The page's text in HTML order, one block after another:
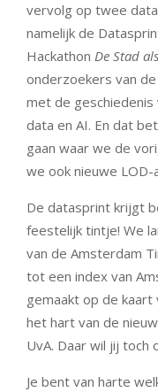
vervolg op twee
namelijk de
Hackathon De Stad
onderzoekers van de
met de
data en AI. En dat
gaan waar we de
we ook nieuwe
De datasprint krijgt
feestelijk tintje! We
van de Amsterdam
tot een index van
gemaakt op de kaart
het hart van de
UvA. Daar wil jij toch
Je bent van harte